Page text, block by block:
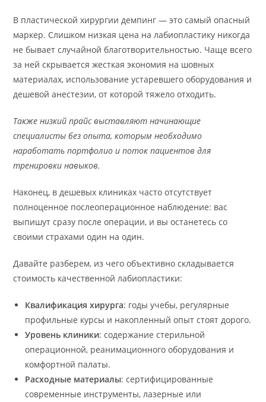
В пластической хирургии демпинг — это самый опасный
маркер. Слишком низкая цена на лабиопластику никогда
не бывает случайной благотворительностью. Чаще всего
за ней скрывается жесткая экономия на шовных
материалах, использование устаревшего оборудования и
дешевой анестезии, от которой тяжело отходить.
Также низкий прайс выставляют начинающие
специалисты без опыта, которым необходимо
наработать портфолио и поток пациентов для
тренировки навыков.
Наконец, в дешевых клиниках часто отсутствует
полноценное послеоперационное наблюдение: вас
выпишут сразу после операции, и вы останетесь со
своими страхами один на один.
Давайте разберем, из чего объективно складывается
стоимость качественной лабиопластики:
Квалификация хирурга: годы учебы, регулярные
профильные курсы и накопленный опыт стоят дорого.
Уровень клиники: содержание стерильной
операционной, реанимационного оборудования и
комфортной палаты.
Расходные материалы: сертифицированные
современные инструменты, лазерные или